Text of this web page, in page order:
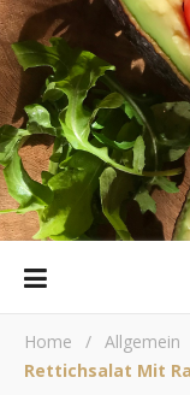
Home / Allgemein
Rettichsalat Mit